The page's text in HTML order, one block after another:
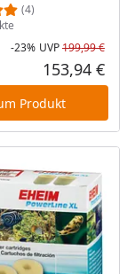
(4)
-23% UVP199,99 €
153,94 €
Produkt